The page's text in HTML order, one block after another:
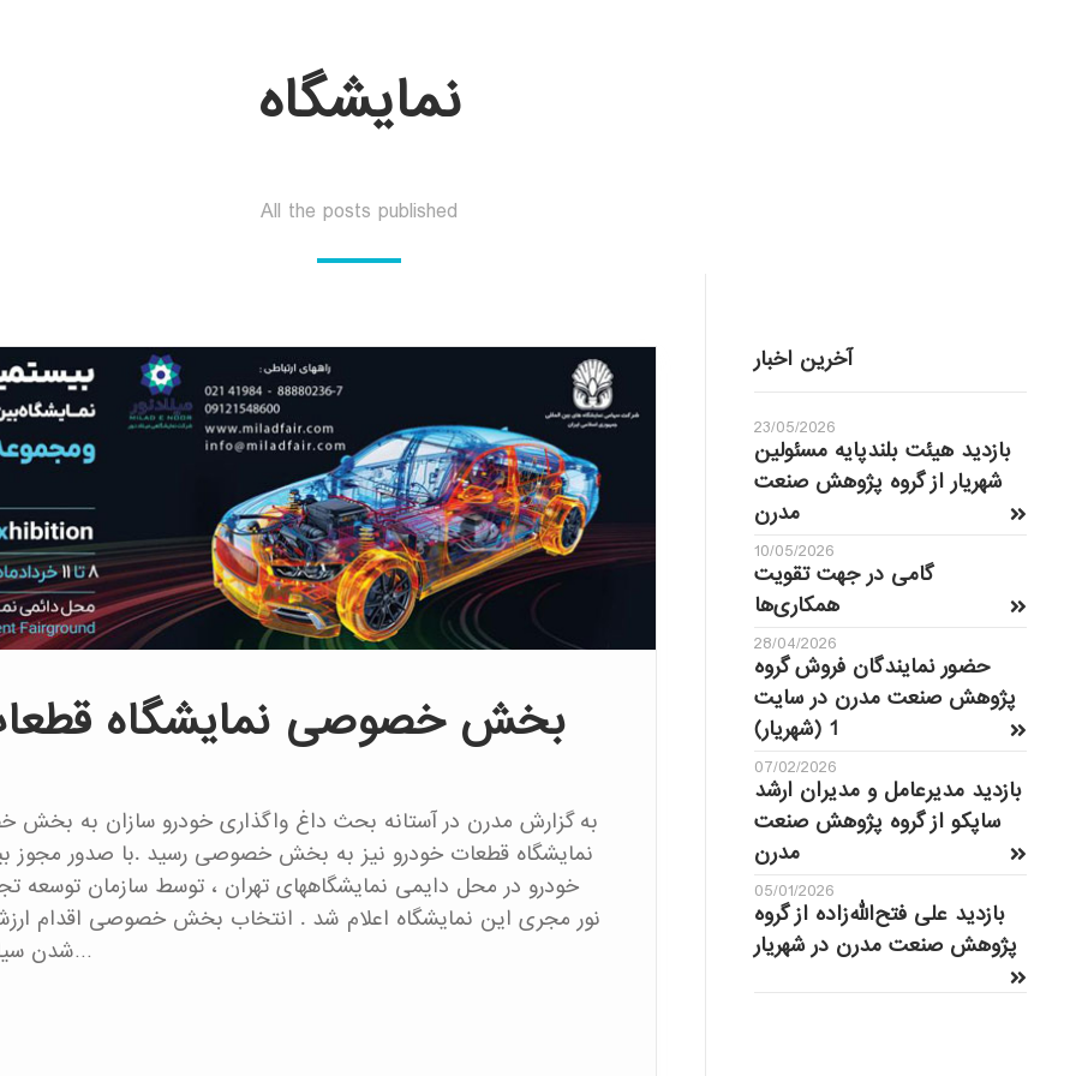
نمایشگاه
All the posts published
بخش خصوصی نمایشگاه قطعات
به گزارش مدرن در آستانه بحث داغ واگذاری خودرو سازان به بخش
نمایشگاه قطعات خودرو نیز به بخش خصوصی رسید .با صدور مجوز
خودرو در محل دایمی نمایشگاههای تهران ، توسط سازمان توسعه
نور مجری این نمایشگاه اعلام شد . انتخاب بخش خصوصی اقدام
شدن سیاستهای اجرایی نمایشگاه ها به…
آخرین اخبار
23/05/2026
بازدید هیئت بلندپایه مسئولین
شهریار از گروه پژوهش صنعت
مدرن
10/05/2026
گامی در جهت تقویت
همکاری‌ها
28/04/2026
حضور نمایندگان فروش گروه
پژوهش صنعت مدرن در سایت
1 (شهریار)
07/02/2026
بازدید مدیرعامل و مدیران ارشد
ساپکو از گروه پژوهش صنعت
مدرن
05/01/2026
بازدید علی فتح‌الله‌زاده از گروه
پژوهش صنعت مدرن در شهریار